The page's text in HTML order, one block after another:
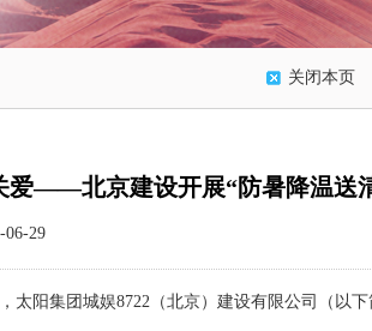
关闭本页
爱——北京建设开展“防暑降温送
06-29
集团城娱8722（北京）建设有限公司（以下